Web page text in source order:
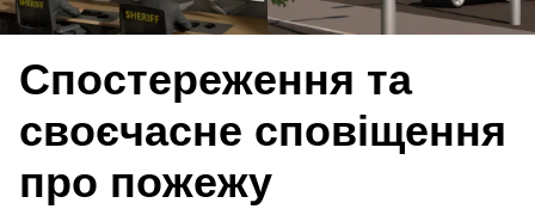
Спостереження та
своєчасне сповіщення
про пожежу